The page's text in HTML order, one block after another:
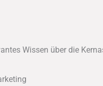
Wissen über die